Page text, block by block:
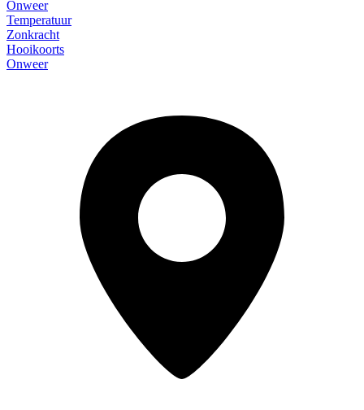
Onweer
Temperatuur
Zonkracht
Hooikoorts
Onweer